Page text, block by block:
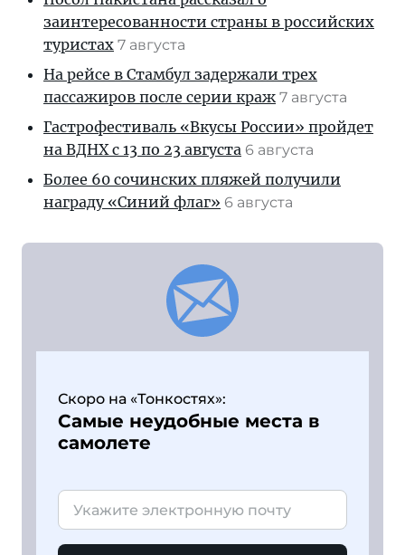
заинтересованности страны в российских
туристах 7 августа
На рейсе в Стамбул задержали трех
пассажиров после серии краж 7 августа
Гастрофестиваль «Вкусы России» пройдет
на ВДНХ с 13 по 23 августа 6 августа
Более 60 сочинских пляжей получили
награду «Синий флаг» 6 августа
Скоро на «Тонкостях»:
Самые неудобные места в
самолете